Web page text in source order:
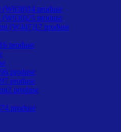
(W638)14 produse
(W639)25 produse
(W447)17 produse
16 produse
96 produse
97 produse
2 produse
74 produse